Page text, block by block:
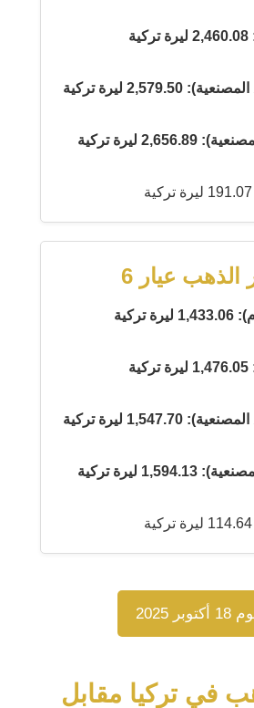
ليرة تركية
ليرة تركية
عيار 6
ليرة تركية
ليرة تركية
في تركيا مقابل